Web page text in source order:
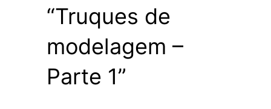
“Truques de
modelagem –
Parte 1”